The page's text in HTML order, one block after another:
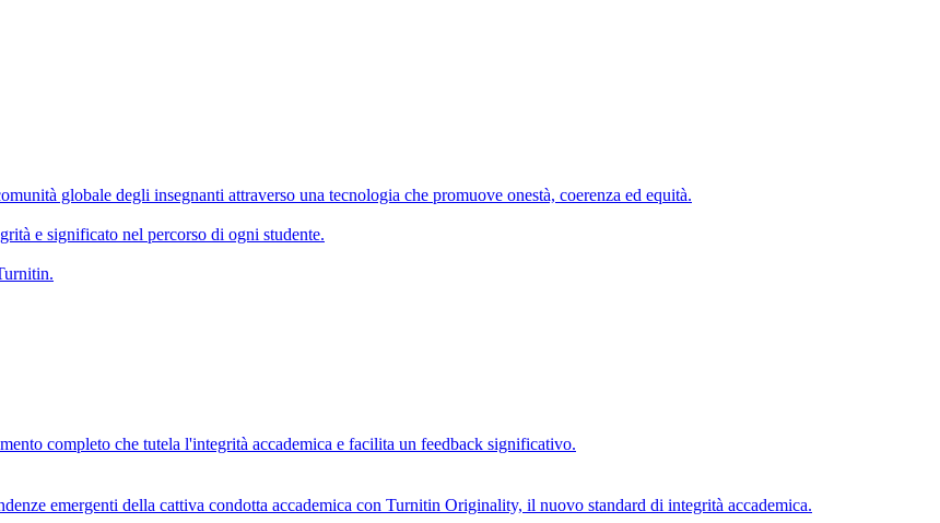
globale degli insegnanti attraverso una tecnologia che promuove onestà, coerenza ed equità.
e significato nel percorso di ogni studente.
completo che tutela l'integrità accademica e facilita un feedback significativo.
emergenti della cattiva condotta accademica con Turnitin Originality, il nuovo standard di integrità accademica.